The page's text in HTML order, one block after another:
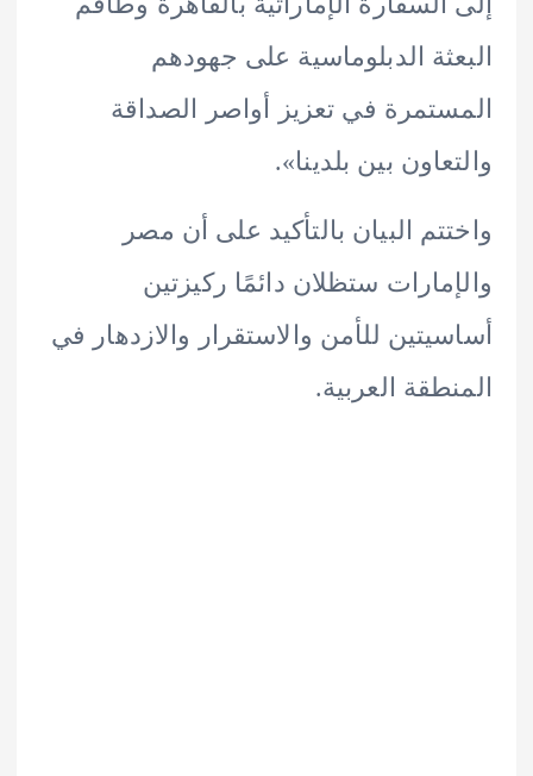
الدبلوماسية على جهودهم
في تعزيز أواصر الصداقة
بين بلدينا».
البيان بالتأكيد على أن مصر
ستظلان دائمًا ركيزتين
للأمن والاستقرار والازدهار في
العربية.